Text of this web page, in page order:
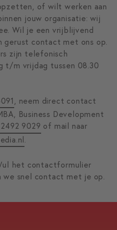
of wilt werken aan
jouw organisatie: wij
Wil je een vrijblijvend
gerust contact met ons op.
zijn telefonisch
t/m vrijdag tussen 08.30
, neem direct contact
Business Development
2492 9029 of mail naar
het contactformulier
we snel contact met je op.